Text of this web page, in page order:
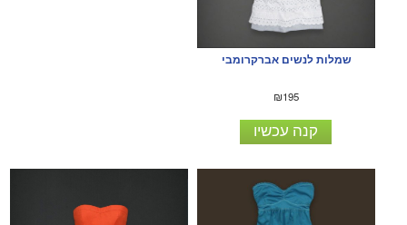
שמלות לנשים אברקרומבי
₪195
קנה עכשיו